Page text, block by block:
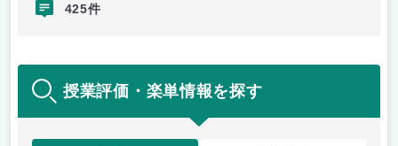
425件
授業評価・楽単情報を探す